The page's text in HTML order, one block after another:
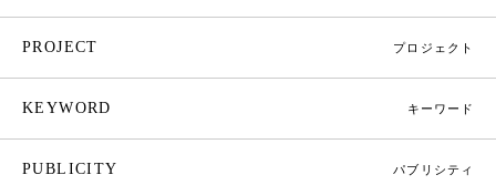
PROJECT プロジェクト
KEYWORD キーワード
PUBLICITY パブリシティ